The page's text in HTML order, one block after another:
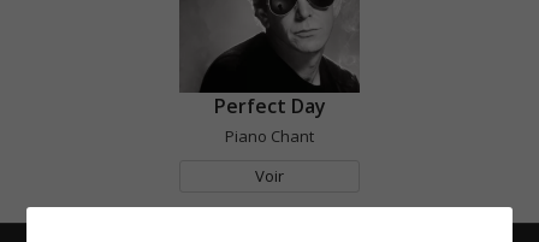
Perfect Day
Piano Chant
Voir